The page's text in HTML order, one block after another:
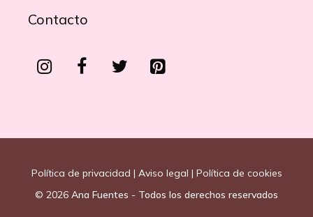
Contacto
Política de privacidad | Aviso legal | Política de cookies
© 2026 Ana Fuentes - Todos los derechos reservados